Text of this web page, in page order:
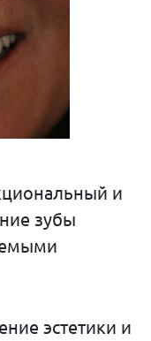
и
зубы
эстетики и